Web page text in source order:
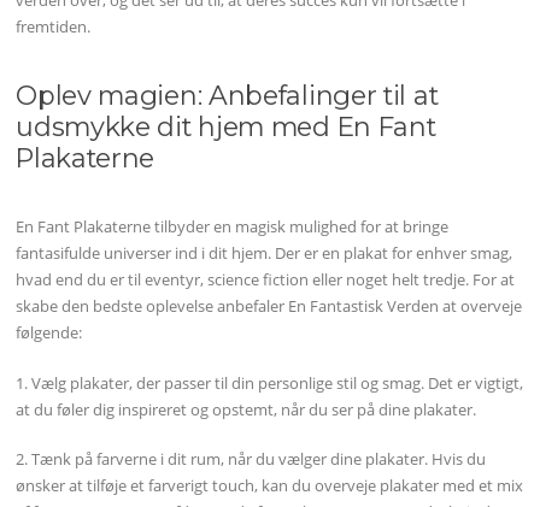
fremtiden.
Oplev magien: Anbefalinger til at
udsmykke dit hjem med En Fant
Plakaterne
En Fant Plakaterne tilbyder en magisk mulighed for at bringe
fantasifulde universer ind i dit hjem. Der er en plakat for enhver smag,
hvad end du er til eventyr, science fiction eller noget helt tredje. For at
skabe den bedste oplevelse anbefaler En Fantastisk Verden at overveje
følgende:
1. Vælg plakater, der passer til din personlige stil og smag. Det er vigtigt,
at du føler dig inspireret og opstemt, når du ser på dine plakater.
2. Tænk på farverne i dit rum, når du vælger dine plakater. Hvis du
ønsker at tilføje et farverigt touch, kan du overveje plakater med et mix